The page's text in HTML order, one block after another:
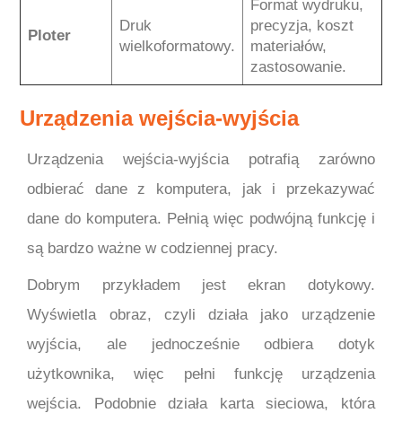
Ploter
Druk
wielkoformatowy.
Format wydruku,
precyzja, koszt
materiałów,
zastosowanie.
Urządzenia wejścia-wyjścia
Urządzenia wejścia-wyjścia potrafią zarówno
odbierać dane z komputera, jak i przekazywać
dane do komputera. Pełnią więc podwójną funkcję i
są bardzo ważne w codziennej pracy.
Dobrym przykładem jest ekran dotykowy.
Wyświetla obraz, czyli działa jako urządzenie
wyjścia, ale jednocześnie odbiera dotyk
użytkownika, więc pełni funkcję urządzenia
wejścia. Podobnie działa karta sieciowa, która